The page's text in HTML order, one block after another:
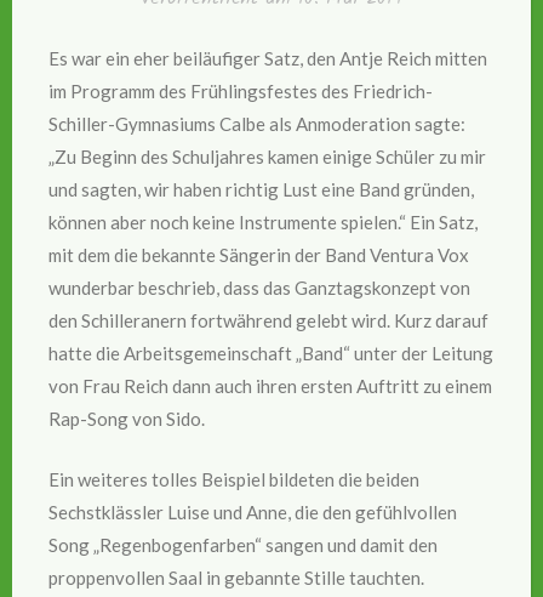
Es war ein eher beiläufiger Satz, den Antje Reich mitten
im Programm des Frühlingsfestes des Friedrich-
Schiller-Gymnasiums Calbe als Anmoderation sagte:
„Zu Beginn des Schuljahres kamen einige Schüler zu mir
und sagten, wir haben richtig Lust eine Band gründen,
können aber noch keine Instrumente spielen.“ Ein Satz,
mit dem die bekannte Sängerin der Band Ventura Vox
wunderbar beschrieb, dass das Ganztagskonzept von
den Schilleranern fortwährend gelebt wird. Kurz darauf
hatte die Arbeitsgemeinschaft „Band“ unter der Leitung
von Frau Reich dann auch ihren ersten Auftritt zu einem
Rap-Song von Sido.
Ein weiteres tolles Beispiel bildeten die beiden
Sechstklässler Luise und Anne, die den gefühlvollen
Song „Regenbogenfarben“ sangen und damit den
proppenvollen Saal in gebannte Stille tauchten.